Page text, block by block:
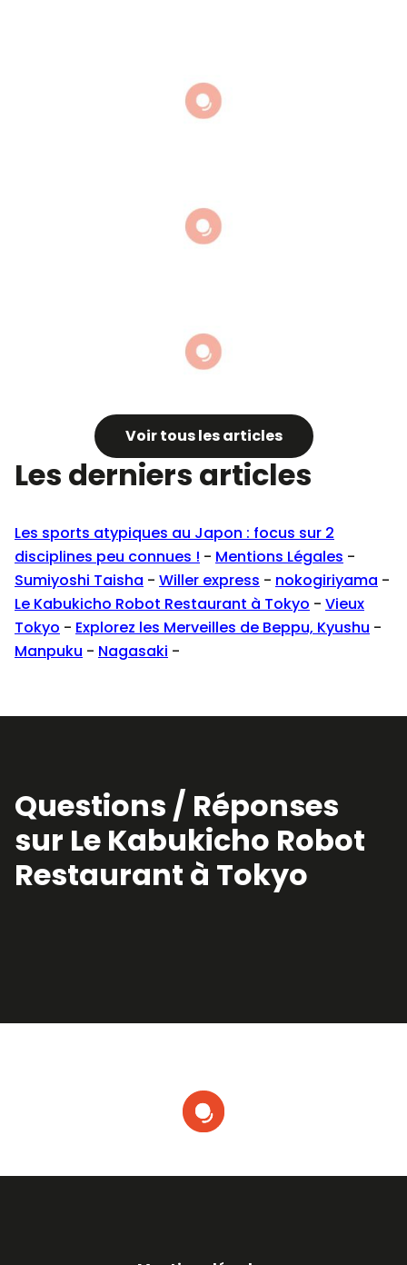
Voir tous les articles
Les derniers articles
Les sports atypiques au Japon : focus sur 2
disciplines peu connues ! - Mentions Légales -
Sumiyoshi Taisha - Willer express - nokogiriyama -
Le Kabukicho Robot Restaurant à Tokyo - Vieux
Tokyo - Explorez les Merveilles de Beppu, Kyushu -
Manpuku - Nagasaki -
Questions / Réponses
sur Le Kabukicho Robot
Restaurant à Tokyo